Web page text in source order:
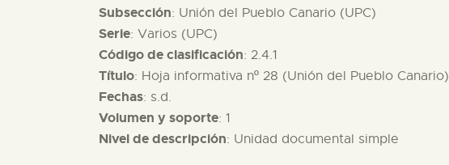
Subsección: Unión del Pueblo Canario (UPC)
Serie: Varios (UPC)
Código de clasificación: 2.4.1
Título: Hoja informativa nº 28 (Unión del Pueblo Canario)
Fechas: s.d.
Volumen y soporte: 1
Nivel de descripción: Unidad documental simple